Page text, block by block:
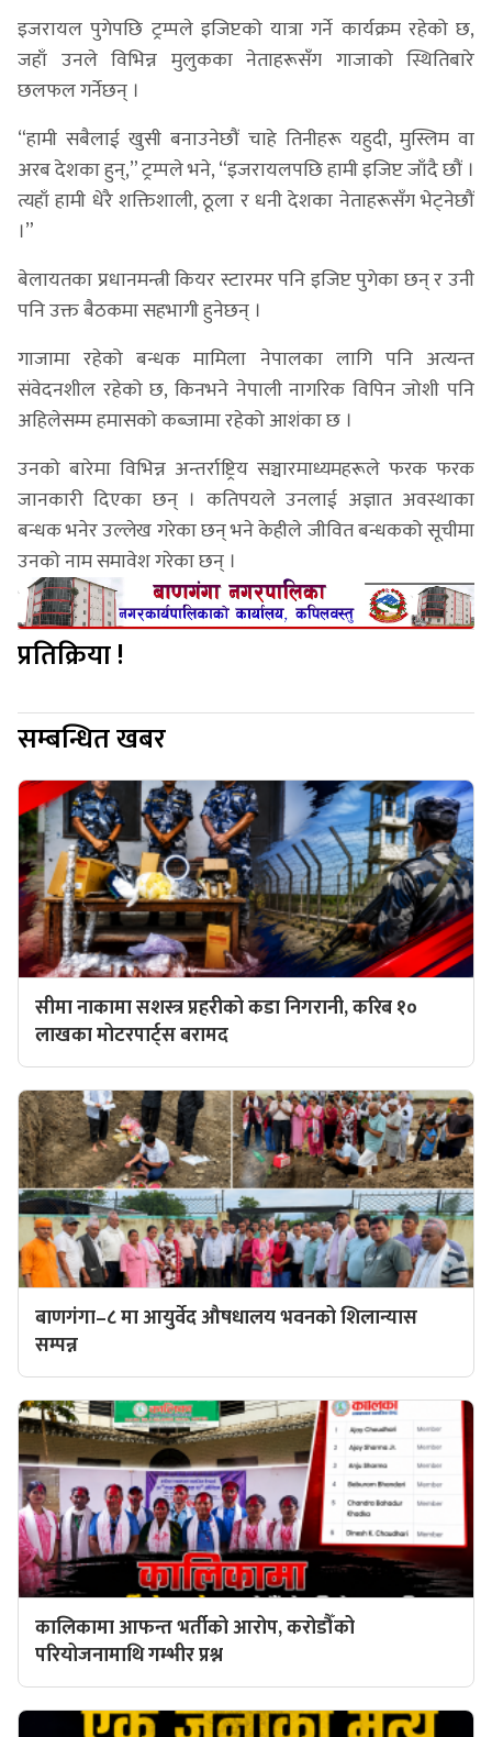
इजरायल पुगेपछि ट्रम्पले इजिप्टको यात्रा गर्ने कार्यक्रम रहेको छ,
जहाँ उनले विभिन्न मुलुकका नेताहरूसँग गाजाको स्थितिबारे
छलफल गर्नेछन् ।
“हामी सबैलाई खुसी बनाउनेछौं चाहे तिनीहरू यहुदी, मुस्लिम वा
अरब देशका हुन्,” ट्रम्पले भने, “इजरायलपछि हामी इजिप्ट जाँदै छौं ।
त्यहाँ हामी धेरै शक्तिशाली, ठूला र धनी देशका नेताहरूसँग भेट्नेछौं
।”
बेलायतका प्रधानमन्त्री कियर स्टारमर पनि इजिप्ट पुगेका छन् र उनी
पनि उक्त बैठकमा सहभागी हुनेछन् ।
गाजामा रहेको बन्धक मामिला नेपालका लागि पनि अत्यन्त
संवेदनशील रहेको छ, किनभने नेपाली नागरिक विपिन जोशी पनि
अहिलेसम्म हमासको कब्जामा रहेको आशंका छ ।
उनको बारेमा विभिन्न अन्तर्राष्ट्रिय सञ्चारमाध्यमहरूले फरक फरक
जानकारी दिएका छन् । कतिपयले उनलाई अज्ञात अवस्थाका
बन्धक भनेर उल्लेख गरेका छन् भने केहीले जीवित बन्धकको सूचीमा
उनको नाम समावेश गरेका छन् ।
प्रतिक्रिया !
सम्बन्धित खबर
सीमा नाकामा सशस्त्र प्रहरीको कडा निगरानी, करिब १०
लाखका मोटरपार्ट्स बरामद
बाणगंगा–८ मा आयुर्वेद औषधालय भवनको शिलान्यास
सम्पन्न
कालिकामा आफन्त भर्तीको आरोप, करोडौँको
परियोजनामाथि गम्भीर प्रश्न